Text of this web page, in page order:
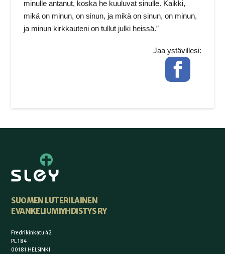
minulle antanut, koska he kuuluvat sinulle. Kaikki,
mikä on minun, on sinun, ja mikä on sinun, on minun,
ja minun kirkkauteni on tullut julki heissä.”
Jaa ystävillesi:
Facebook
SUOMEN LUTERILAINEN
EVANKELIUMIYHDISTYS RY
Fredrikinkatu 42
PL 184
00181 HELSINKI